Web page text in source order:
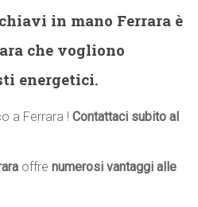
in mano Ferrara è
che vogliono
energetici.
a Ferrara ! Contattaci subito al
offre numerosi vantaggi alle